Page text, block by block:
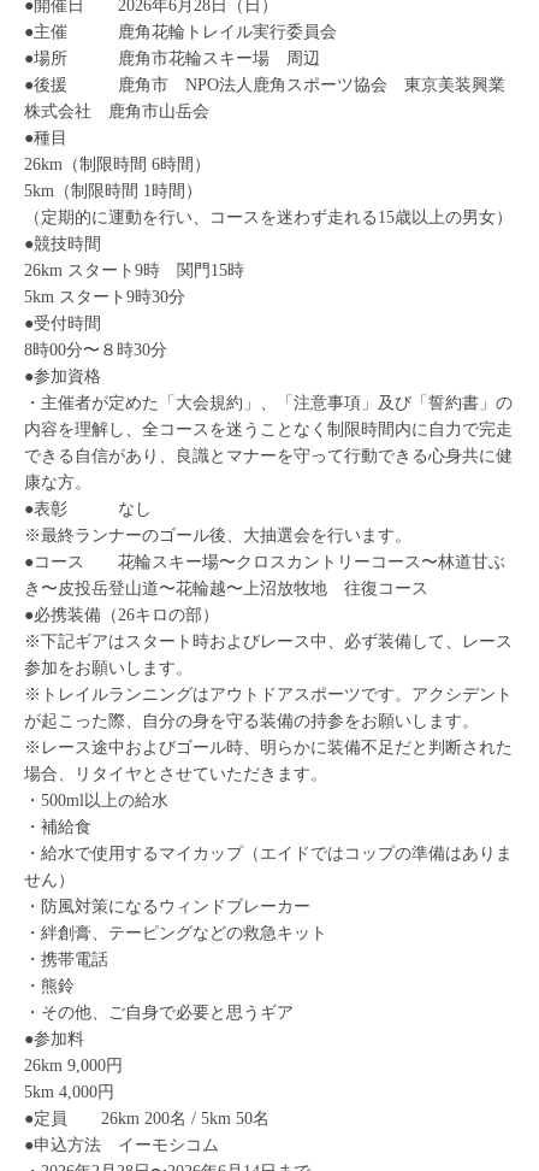
●開催日 2026年6月28日（日）
●主催 鹿角花輪トレイル実行委員会
●場所 鹿角市花輪スキー場 周辺
●後援 鹿角市 NPO法人鹿角スポーツ協会 東京美装興業
株式会社 鹿角市山岳会
●種目
26km（制限時間 6時間）
5km（制限時間 1時間）
（定期的に運動を行い、コースを迷わず走れる15歳以上の男女）
●競技時間
26km スタート9時 関門15時
5km スタート9時30分
●受付時間
8時00分〜８時30分
●参加資格
・主催者が定めた「大会規約」、「注意事項」及び「誓約書」の
内容を理解し、全コースを迷うことなく制限時間内に自力で完走
できる自信があり、良識とマナーを守って行動できる心身共に健
康な方。
●表彰 なし
※最終ランナーのゴール後、大抽選会を行います。
●コース 花輪スキー場〜クロスカントリーコース〜林道甘ぶ
き〜皮投岳登山道〜花輪越〜上沼放牧地 往復コース
●必携装備（26キロの部）
※下記ギアはスタート時およびレース中、必ず装備して、レース
参加をお願いします。
※トレイルランニングはアウトドアスポーツです。アクシデント
が起こった際、自分の身を守る装備の持参をお願いします。
※レース途中およびゴール時、明らかに装備不足だと判断された
場合、リタイヤとさせていただきます。
・500ml以上の給水
・補給食
・給水で使用するマイカップ（エイドではコップの準備はありま
せん）
・防風対策になるウィンドブレーカー
・絆創膏、テーピングなどの救急キット
・携帯電話
・熊鈴
・その他、ご自身で必要と思うギア
●参加料
26km 9,000円
5km 4,000円
●定員 26km 200名 / 5km 50名
●申込方法 イーモシコム